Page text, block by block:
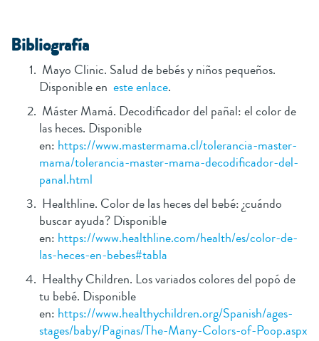
Bibliografía
Mayo Clinic. Salud de bebés y niños pequeños.
Disponible en este enlace.
Máster Mamá. Decodificador del pañal: el color de
las heces. Disponible
en: https://www.mastermama.cl/tolerancia-master-
mama/tolerancia-master-mama-decodificador-del-
panal.html
Healthline. Color de las heces del bebé: ¿cuándo
buscar ayuda? Disponible
en: https://www.healthline.com/health/es/color-de-
las-heces-en-bebes#tabla
Healthy Children. Los variados colores del popó de
tu bebé. Disponible
en: https://www.healthychildren.org/Spanish/ages-
stages/baby/Paginas/The-Many-Colors-of-Poop.aspx